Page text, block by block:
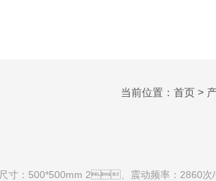
当前位置： 首页 >
：500*500mm 2、震动频率：2860次/分